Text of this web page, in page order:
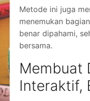
Metode ini juga
menemukan
benar dipahami,
bersama.
Membuat
Interaktif,